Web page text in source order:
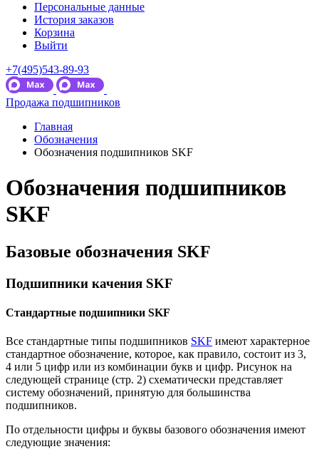
Персональные данные
История заказов
Корзина
Выйти
+7(495)543-89-93
Продажа подшипников
Главная
Обозначения
Обозначения подшипников SKF
Обозначения подшипников
SKF
Базовые обозначения SKF
Подшипники качения SKF
Стандартные подшипники SKF
Все стандартные типы подшипников SKF имеют характерное
стандартное обозначение, которое, как правило, состоит из 3,
4 или 5 цифр или из комбинации букв и цифр. Рисунок на
следующей странице (стр. 2) схематически представляет
систему обозначений, принятую для большинства
подшипников.
По отдельности цифры и буквы базового обозначения имеют
следующие значения: